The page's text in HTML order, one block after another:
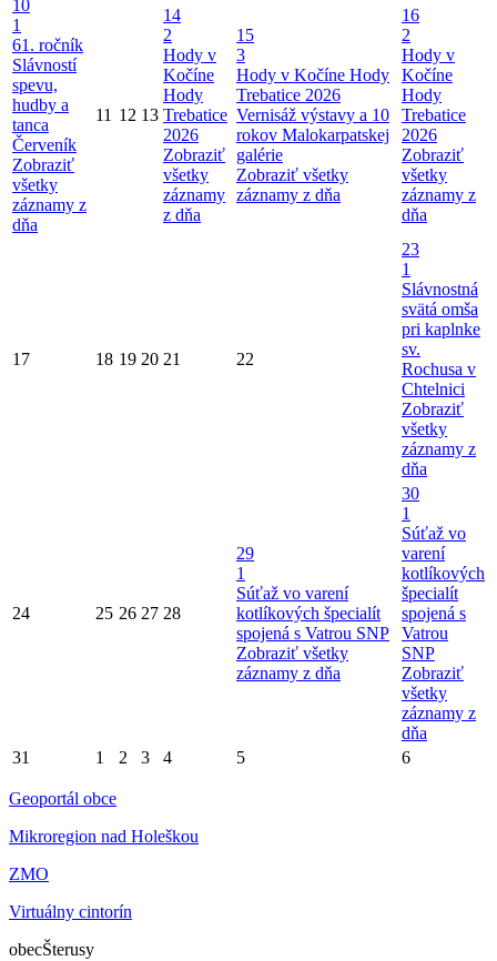
10
1
61. ročník
Slávností
spevu,
hudby a
tanca
Červeník
Zobraziť
všetky
záznamy z
dňa
11 12 13
14
2
Hody v
Kočíne
Hody
Trebatice
2026
Zobraziť
všetky
záznamy
z dňa
15
3
Hody v Kočíne Hody
Trebatice 2026
Vernisáž výstavy a 10
rokov Malokarpatskej
galérie
Zobraziť všetky
záznamy z dňa
16
2
Hody v
Kočíne
Hody
Trebatice
2026
Zobraziť
všetky
záznamy z
dňa
17 18 19 20 21 22
23
1
Slávnostná
svätá omša
pri kaplnke
sv.
Rochusa v
Chtelnici
Zobraziť
všetky
záznamy z
dňa
24 25 26 27 28
29
1
Súťaž vo varení
kotlíkových špecialít
spojená s Vatrou SNP
Zobraziť všetky
záznamy z dňa
30
1
Súťaž vo
varení
kotlíkových
špecialít
spojená s
Vatrou
SNP
Zobraziť
všetky
záznamy z
dňa
31
1 2 3 4 5 6
Geoportál obce
Mikroregion nad Holeškou
ZMO
Virtuálny cintorín
obecŠterusy